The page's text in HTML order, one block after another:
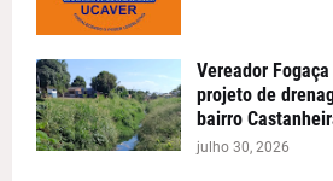
Vereador
projeto de
bairro
julho 30, 2026